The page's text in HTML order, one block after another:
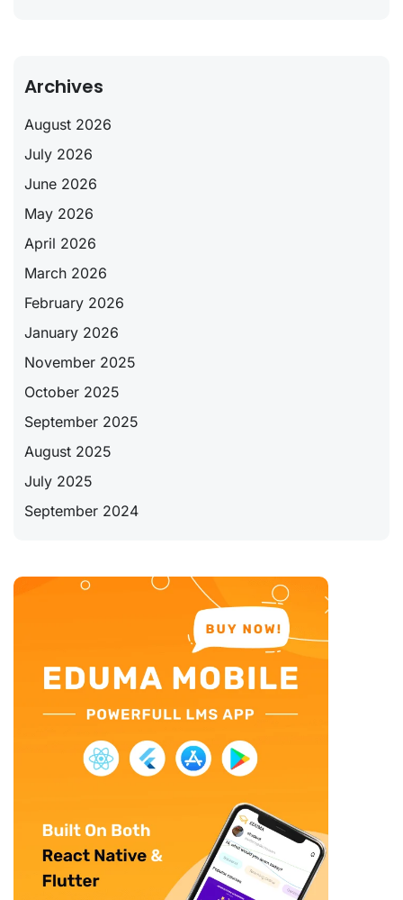
Archives
August 2026
July 2026
June 2026
May 2026
April 2026
March 2026
February 2026
January 2026
November 2025
October 2025
September 2025
August 2025
July 2025
September 2024